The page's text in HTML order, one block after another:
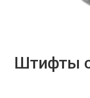
Штифты